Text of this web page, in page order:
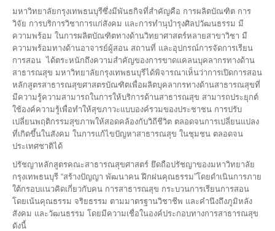
มหาวิทยาลัยกรุงเทพธนบุรีซึ่งมีพันธกิจที่สำคัญคือ การผลิตบัณฑิต การ
วิจัย การบริการวิชาการแก่สังคม และการทำนุบำรุงศิลปวัฒนธรรม มี
ความพร้อม ในการผลิตบัณฑิตทางด้านวิทยาศาสตร์หลายสาขาวิชา มี
ความพร้อมทางด้านอาจารย์ผู้สอน สถานที่ และอุปกรณ์การจัดการเรียน
การสอน ได้ตระหนักถึงความสำคัญของการขาดแคลนบุคลากรทางด้าน
สาธารณสุข มหาวิทยาลัยกรุงเทพธนบุรีได้พิจารณาเห็นว่าการเปิดการสอน
หลักสูตรสาธารณสุขศาสตรบัณฑิตเพื่อผลิตบุคลากรทางด้านสาธารณสุขที่
มีความรู้ความสามารถในการให้บริการด้านสาธารณสุข สามารถประยุกต์
ใช้องค์ความรู้เพื่อทำให้สุขภาวะแบบองค์รวมของประชาชน การปรับ
เปลี่ยนพฤติกรรมสุขภาพให้สอดคล้องกับวิถีชีวิต ตลอดจนการเปลี่ยนแปลง
ที่เกิดขึ้นในสังคม ในการแก้ไขปัญหาสาธารณสุข ในชุมชน ตลอดจน
ประเทศชาติได้
ปรัชญาหลักสูตรคณะสาธารณสุขศาสตร์ ยึดถือปรัชญาของมหาวิทยาลัย
กรุงเทพธนบุรี “สร้างปัญญา พัฒนาคน ฝึกฝนคุณธรรม”โดยดำเนินการภาย
ใต้กรอบแนวคิดเกี่ยวกับคน การสาธารณสุข กระบวนการเรียนการสอน
โดยเน้นคุณธรรม จริยธรรม ตามมาตรฐานวิชาชีพ และคำนึงถึงภูมิหลัง
สังคม และวัฒนธรรม โดยมีความเชื่อในองค์ประกอบทางการสาธารณสุข
ดังนี้